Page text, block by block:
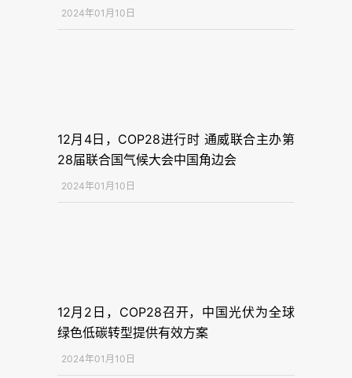
2024年01月10日
12月4日，COP28进行时 通威联合主办第
28届联合国气候大会中国角边会
2024年01月10日
12月2日，COP28召开，中国光伏为全球
绿色低碳转型提供有效方案
2024年01月10日